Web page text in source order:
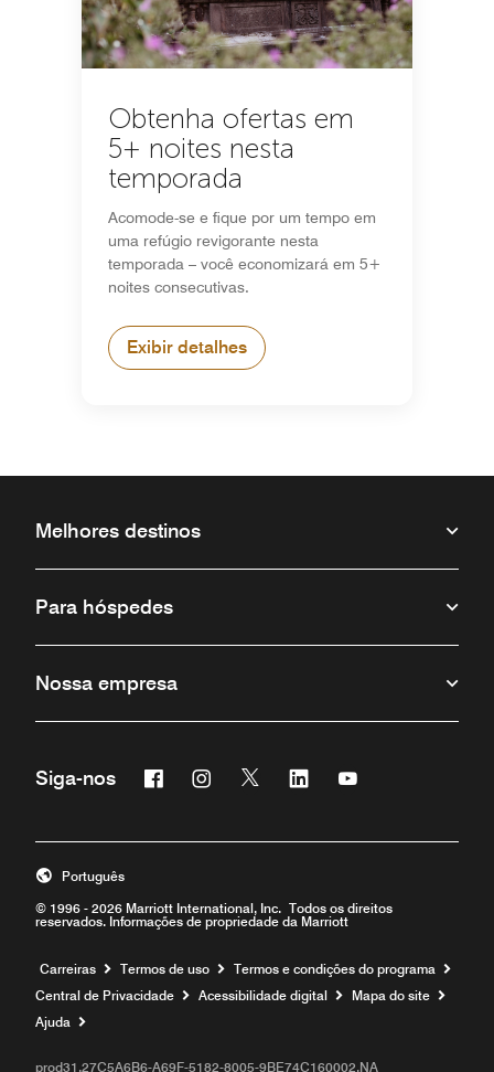
Obtenha ofertas em
5+ noites nesta
temporada
Acomode-se e fique por um tempo em
uma refúgio revigorante nesta
temporada – você economizará em 5+
noites consecutivas.
Exibir detalhes
Melhores destinos
Para hóspedes
Nossa empresa
Siga-nos FacebookInstagram
Twitter Linkedin
© 1996 - 2026 Marriott International, Inc. Todos os direitos
reservados. Informações de propriedade da Marriott
Português
Carreiras Termos de uso
Termos e condições do programa
Central de Privacidade
Acessibilidade digital
Mapa do site
Ajuda
prod31,27C5A6B6-A69F-5182-8005-9BE74C160002,NA